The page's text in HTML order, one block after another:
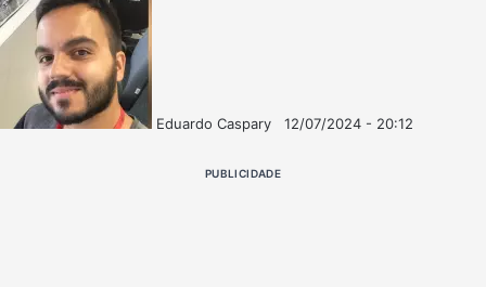
Eduardo Caspary
Xe-
12/07/2024 - 20:12
PUBLICIDADE